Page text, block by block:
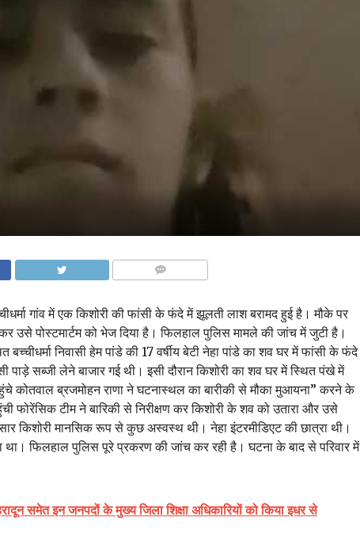
गांव में एक किशोरी की फांसी के फंदे में झूलती लाश बरामद हुई है। मौके पर
उसे पोस्टमार्टम को भेज दिया है। फिलहाल पुलिस मामले की जांच में जुटी है।
निवासी हेम पांडे की 17 वर्षीय बेटी नेहा पांडे का शव घर में फांसी के फंदे
सब्जी लेने बाजार गई थी। इसी दौरान किशोरी का शव घर में स्थित पंखे में
कोतवाल ब्रजमोहन राणा ने घटनास्थल का बारीकी से मौका मुआयना” करने के
फोरेंसिक टीम ने बारिकी से निरीक्षण कर किशोरी के शव को उतारा और उसे
किशोरी मानसिक रूप से कुछ अस्वस्थ थी। नेहा इंटरमीडिएट की छात्रा थी।
फिलहाल पुलिस पूरे प्रकरण की जांच कर रही है। घटना के बाद से परिवार में
समेत इन जनपदों के मुख्य जिला शिक्षा अधिकारियों को किया इधर से